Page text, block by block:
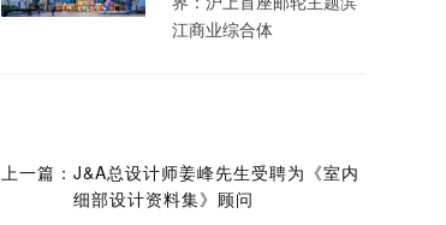
江商业综合体
上一篇：J&A总设计师姜峰先生受聘为《室内
细部设计资料集》顾问